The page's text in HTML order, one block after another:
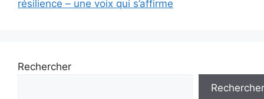
résilience – une voix qui s’affirme
Rechercher
Rechercher